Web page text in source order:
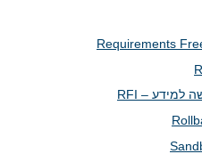
Requirements
למידע – RFI